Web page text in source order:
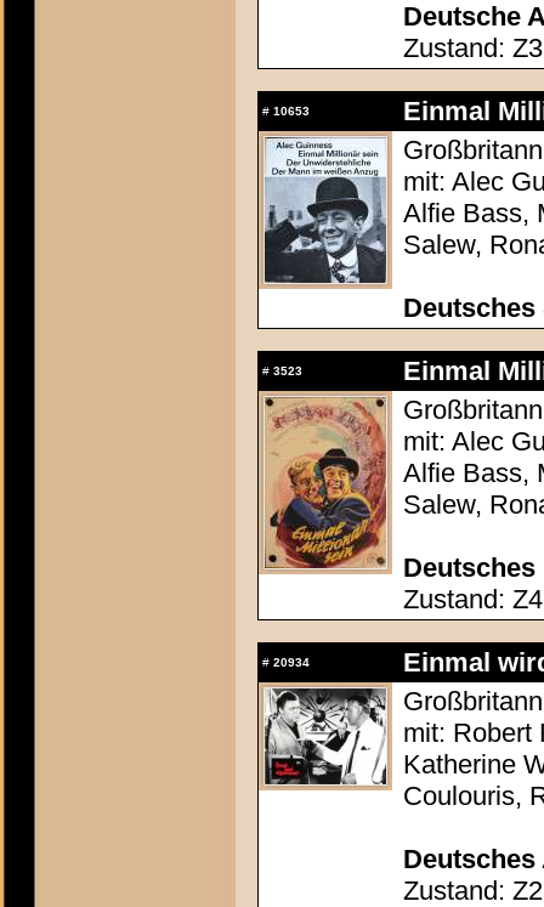
Deutsche
Zustand: Z3
# 10653
Einmal
mit: Alec
Alfie Bass,
Salew,
# 3523
Einmal
mit: Alec
Alfie Bass,
Salew,
Deutsches
Zustand:
# 20934
Einmal
mit: Robert
Katherine
Coulouris,
Deutsches
Zustand: Z2